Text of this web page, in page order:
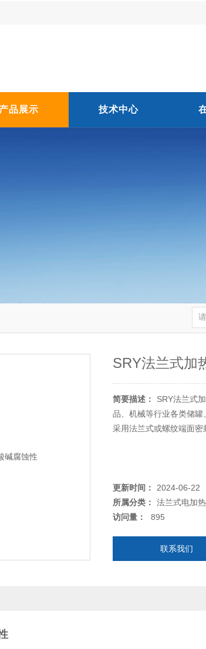
产品展示 技术中心
SRY法兰式加
简要描述：
SRY法兰式
品、机械等行业各类储
采用法兰式或螺纹端面密
更新时间：
2024-06-22
所属分类：
法兰式电加
访问量：
895
联系我们